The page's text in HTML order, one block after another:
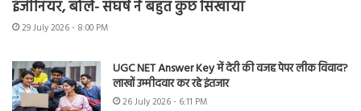
इंजीनियर, बोले- संघर्ष ने बहुत कुछ सिखाया
29 July 2026 - 8:00 PM
UGC NET Answer Key में देरी की वजह पेपर लीक विवाद?
लाखों उम्मीदवार कर रहे इंतजार
26 July 2026 - 6:11 PM